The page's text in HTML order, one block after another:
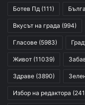
Ботев Пд (111)
Вкусът на града (994)
Гласове (5983)
Живот (11039)
Здраве (3890)
Избор на редактора